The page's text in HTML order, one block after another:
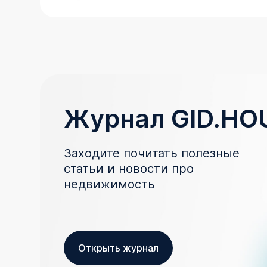
Журнал
Заходите почитать полезные
статьи и новости про
недвижимость
Открыть журнал